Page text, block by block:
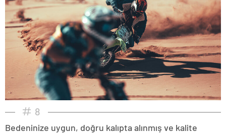
8
Bedeninize uygun, doğru kalıpta alınmış ve kalite